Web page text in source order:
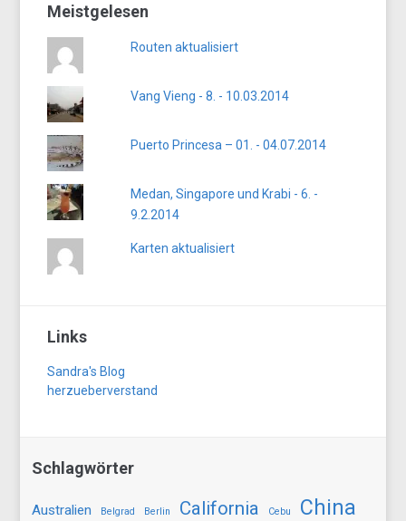
Meistgelesen
Routen aktualisiert
Vang Vieng - 8. - 10.03.2014
Puerto Princesa – 01. - 04.07.2014
Medan, Singapore und Krabi - 6. -
9.2.2014
Karten aktualisiert
Links
Sandra's Blog
herzueberverstand
Schlagwörter
Australien Belgrad Berlin California Cebu China